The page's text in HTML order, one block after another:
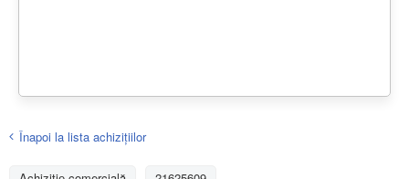
Înapoi la lista achiziţiilor